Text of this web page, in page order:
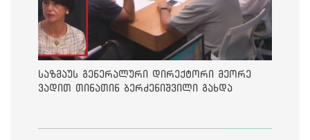
საზმაუს გენერალური დირექტორი მეორე
ვადით თინათინ ბერძენიშვილი გახდა